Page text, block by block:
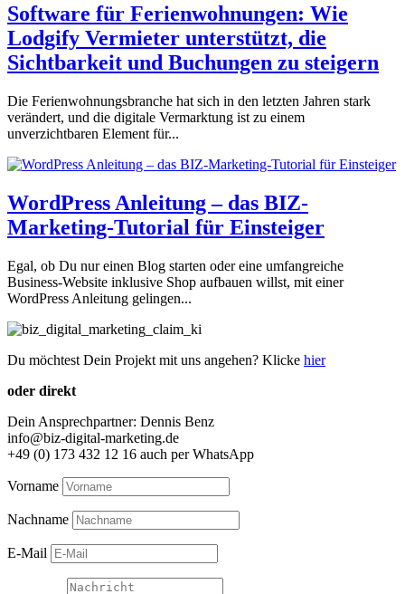
Software für Ferienwohnungen: Wie
Lodgify Vermieter unterstützt, die
Sichtbarkeit und Buchungen zu steigern
Die Ferienwohnungsbranche hat sich in den letzten Jahren stark
verändert, und die digitale Vermarktung ist zu einem
unverzichtbaren Element für...
WordPress Anleitung – das BIZ-
Marketing-Tutorial für Einsteiger
Egal, ob Du nur einen Blog starten oder eine umfangreiche
Business-Website inklusive Shop aufbauen willst, mit einer
WordPress Anleitung gelingen...
Du möchtest Dein Projekt mit uns angehen? Klicke hier
oder direkt
Dein Ansprechpartner: Dennis Benz
info@biz-digital-marketing.de
+49 (0) 173 432 12 16 auch per WhatsApp
Vorname
Nachname
E-Mail